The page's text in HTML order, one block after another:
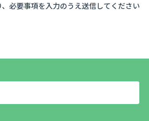
必要事項を入力のうえ送信してください